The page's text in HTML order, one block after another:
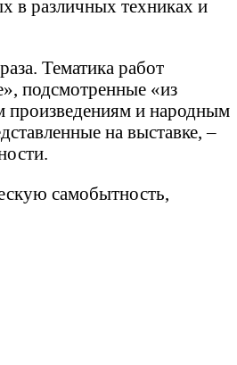
в различных техниках и
Тематика работ
подсмотренные «из
произведениям и народным
на выставке, –
самобытность,